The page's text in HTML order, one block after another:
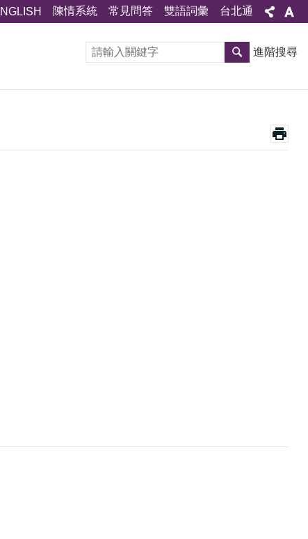
陳情系統 常見問答 雙語詞彙 台北通
進階搜尋